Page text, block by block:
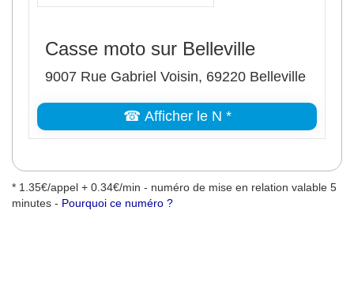
Casse moto sur Belleville
9007 Rue Gabriel Voisin, 69220 Belleville
☎ Afficher le N *
* 1.35€/appel + 0.34€/min - numéro de mise en relation valable 5
minutes - Pourquoi ce numéro ?